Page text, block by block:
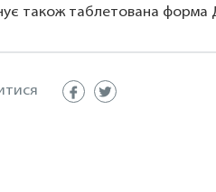
також таблетована форма